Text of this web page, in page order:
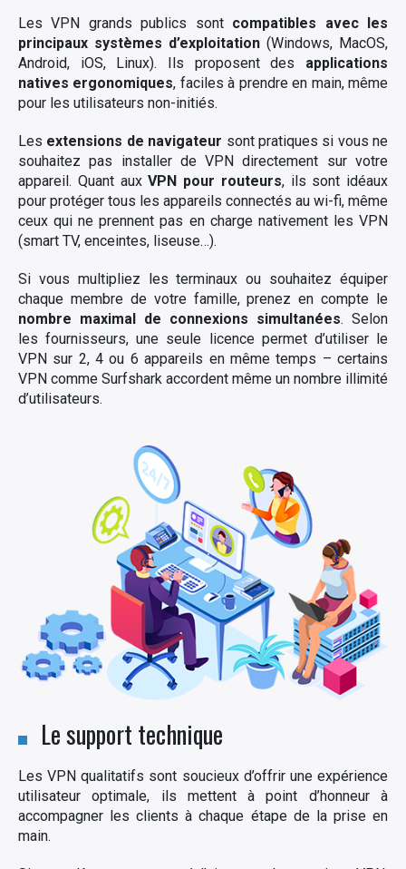
Les VPN grands publics sont compatibles avec les
principaux systèmes d’exploitation (Windows, MacOS,
Android, iOS, Linux). Ils proposent des applications
natives ergonomiques, faciles à prendre en main, même
pour les utilisateurs non-initiés.
Les extensions de navigateur sont pratiques si vous ne
souhaitez pas installer de VPN directement sur votre
appareil. Quant auxVPN pour routeurs, ils sont idéaux
pour protéger tous les appareils connectés au wi-fi, même
ceux qui ne prennent pas en charge nativement les VPN
(smart TV, enceintes, liseuse…).
Si vous multipliez les terminaux ou souhaitez équiper
chaque membre de votre famille, prenez en compte le
nombre maximal de connexions simultanées. Selon
les fournisseurs, une seule licence permet d’utiliser le
VPN sur 2, 4 ou 6 appareils en même temps – certains
VPN comme Surfshark accordent même un nombre illimité
d’utilisateurs.
Le support technique
Les VPN qualitatifs sont soucieux d’offrir une expérience
utilisateur optimale, ils mettent à point d’honneur à
accompagner les clients à chaque étape de la prise en
main.